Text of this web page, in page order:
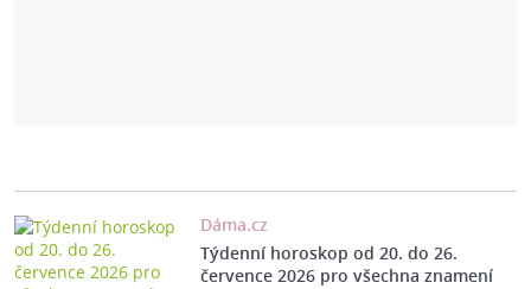
Dáma.cz
Týdenní horoskop od 20. do 26.
července 2026 pro všechna znamení